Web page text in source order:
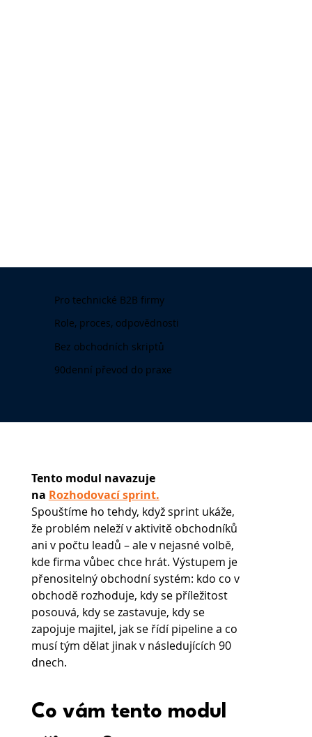
Pro technické B2B firmy
Role, proces, odpovědnosti
Bez obchodních skriptů
90denní převod do praxe
Tento modul navazuje
na Rozhodovací sprint.
Spouštíme ho tehdy, když sprint ukáže,
že problém neleží v aktivitě obchodníků
ani v počtu leadů – ale v nejasné volbě,
kde firma vůbec chce hrát. Výstupem je
přenositelný obchodní systém: kdo co v
obchodě rozhoduje, kdy se příležitost
posouvá, kdy se zastavuje, kdy se
zapojuje majitel, jak se řídí pipeline a co
musí tým dělat jinak v následujících 90
dnech.
Co vám tento modul